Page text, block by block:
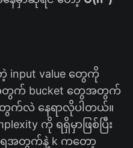
value တွေကို
က် bucket တွေအတွက်
က်လဲ နေရာလိုပါတယ်။
ကို ရရှိမှာဖြစ်ပြီး
ေအတွက်နဲ့ k ကတော့